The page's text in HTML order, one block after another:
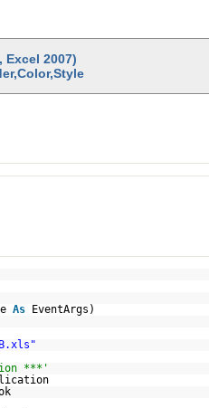
Excel 2007)
As
EventArgs)
***'